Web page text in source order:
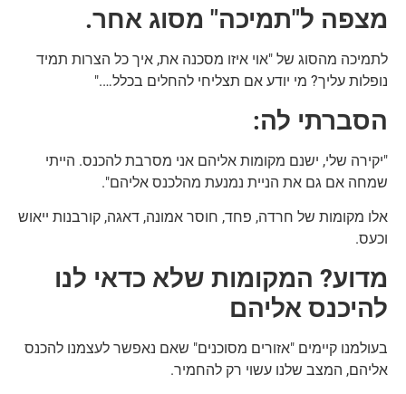
מצפה ל"תמיכה" מסוג אחר.
לתמיכה מהסוג של "אוי איזו מסכנה את, איך כל הצרות תמיד
נופלות עליך? מי יודע אם תצליחי להחלים בכלל…."
הסברתי לה:
"יקירה שלי, ישנם מקומות אליהם אני מסרבת להכנס. הייתי
שמחה אם גם את הניית נמנעת מהלכנס אליהם".
אלו מקומות של חרדה, פחד, חוסר אמונה, דאגה, קורבנות ייאוש
וכעס.
מדוע? המקומות שלא כדאי לנו
להיכנס אליהם
בעולמנו קיימים "אזורים מסוכנים" שאם נאפשר לעצמנו להכנס
אליהם, המצב שלנו עשוי רק להחמיר.